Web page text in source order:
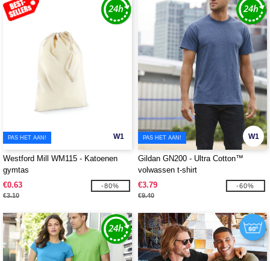
W1
PAS HET AAN!
Westford Mill WM115 - Katoenen
gymtas
€0.63
€3.10
-80%
W1
PAS HET AAN!
Gildan GN200 - Ultra Cotton™
volwassen t-shirt
€3.79
€9.40
-60%